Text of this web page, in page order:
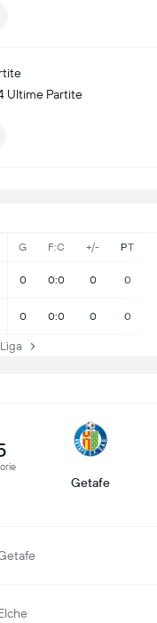
Ultime Partite
G F:C +/- PT
0 0:0 0 0
0 0:0 0 0
Getafe